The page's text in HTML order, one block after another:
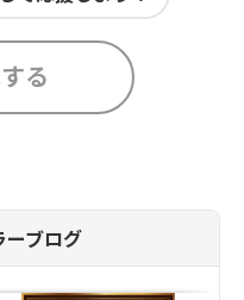
る
ブログ